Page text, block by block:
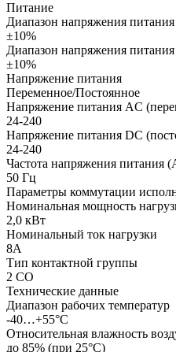
Питание
Диапазон напряжения
±10%
Диапазон напряжения
±10%
Напряжение питания
Переменное/Постоянное
Напряжение питания AC
24-240
Напряжение питания DC
24-240
Частота напряжения питания
50 Гц
Параметры коммутации
Номинальная мощность
2,0 кВт
Номинальный ток нагрузки
8А
Тип контактной группы
2 СO
Технические данные
Диапазон рабочих температур
-40…+55°С
Относительная влажность
до 85% (при 25°С)